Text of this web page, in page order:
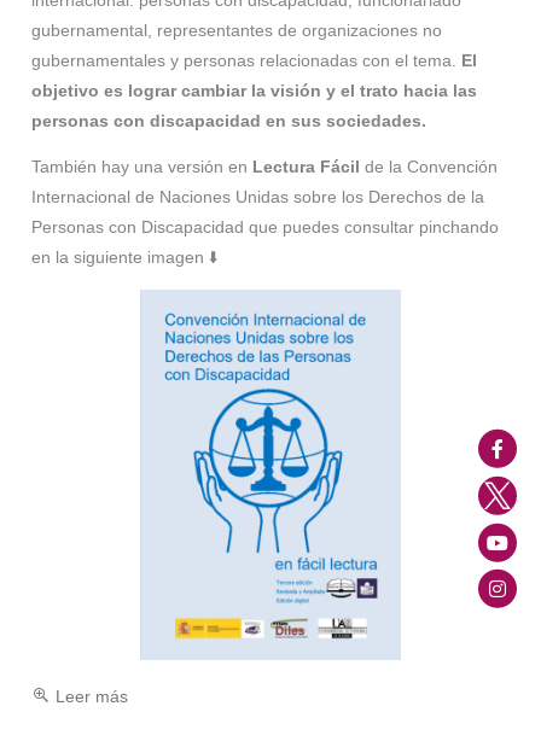
gubernamental, representantes de organizaciones no
gubernamentales y personas relacionadas con el tema.
El
objetivo es l ograr cambiar la visión y el trato hacia las
personas con discapacidad en sus sociedades.
También hay una versión en Lectura Fácil de la Convención
Internacional de Naciones Unidas sobre los Derechos de la
Personas con Discapacidad que puedes consultar pinchando
en la siguiente imagen ⬇️
Leer más